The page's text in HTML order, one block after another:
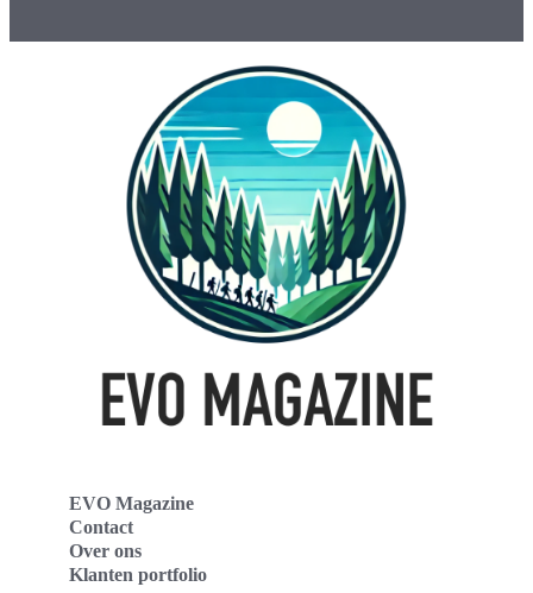
EVO Magazine
Contact
Over ons
Klanten portfolio